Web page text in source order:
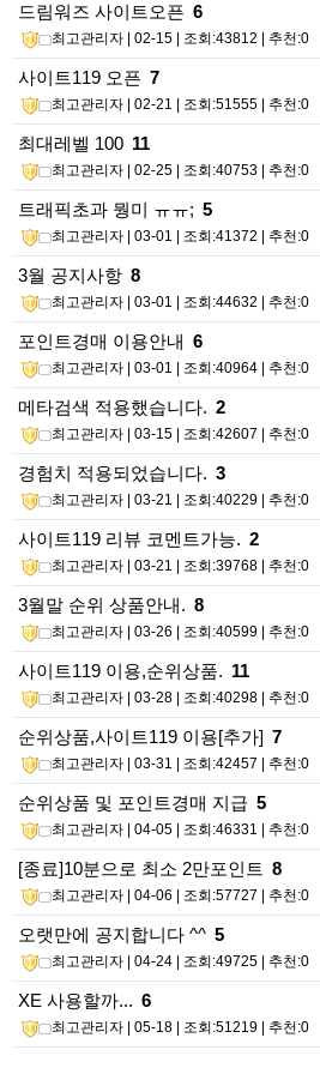
드림워즈 사이트오픈 6
최고관리자 | 02-15 | 조회:43812 | 추천:0
사이트119 오픈 7
최고관리자 | 02-21 | 조회:51555 | 추천:0
최대레벨 100 11
최고관리자 | 02-25 | 조회:40753 | 추천:0
트래픽초과 뭥미 ㅠㅠ; 5
최고관리자 | 03-01 | 조회:41372 | 추천:0
3월 공지사항 8
최고관리자 | 03-01 | 조회:44632 | 추천:0
포인트경매 이용안내 6
최고관리자 | 03-01 | 조회:40964 | 추천:0
메타검색 적용했습니다. 2
최고관리자 | 03-15 | 조회:42607 | 추천:0
경험치 적용되었습니다. 3
최고관리자 | 03-21 | 조회:40229 | 추천:0
사이트119 리뷰 코멘트가능. 2
최고관리자 | 03-21 | 조회:39768 | 추천:0
3월말 순위 상품안내. 8
최고관리자 | 03-26 | 조회:40599 | 추천:0
사이트119 이용,순위상품. 11
최고관리자 | 03-28 | 조회:40298 | 추천:0
순위상품,사이트119 이용[추가] 7
최고관리자 | 03-31 | 조회:42457 | 추천:0
순위상품 및 포인트경매 지급 5
최고관리자 | 04-05 | 조회:46331 | 추천:0
[종료]10분으로 최소 2만포인트 8
최고관리자 | 04-06 | 조회:57727 | 추천:0
오랫만에 공지합니다 ^^ 5
최고관리자 | 04-24 | 조회:49725 | 추천:0
XE 사용할까... 6
최고관리자 | 05-18 | 조회:51219 | 추천:0